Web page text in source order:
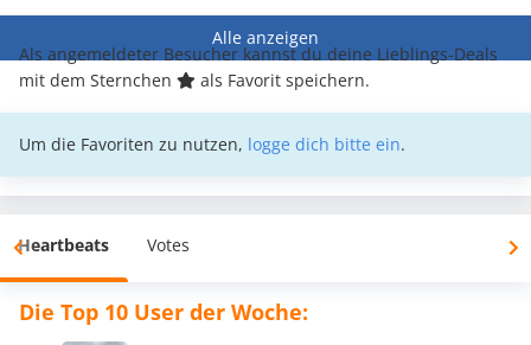
Alle anzeigen
Als angemeldeter Besucher kannst du deine Lieblings-Deals
mit dem Sternchen
als Favorit speichern.
Um die Favoriten zu nutzen, logge dich bitte ein.
Heartbeats Votes
Die Top 10 User der Woche: